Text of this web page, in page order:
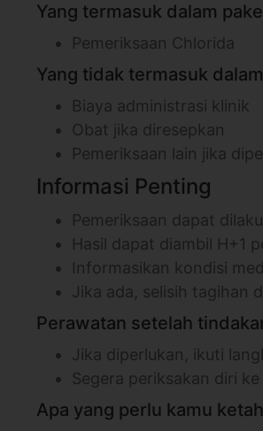
Yang termasuk dalam
Pemeriksaan Chlorida
Yang tidak termasuk
Biaya administrasi klinik
Obat jika diresepkan
Pemeriksaan lain jika
Informasi Penting
Pemeriksaan dapat
Hasil dapat diambil H+1
Informasikan kondisi
Jika ada, selisih tagihan
Perawatan setelah
Jika diperlukan, ikuti
Segera periksakan diri
Apa yang perlu kamu